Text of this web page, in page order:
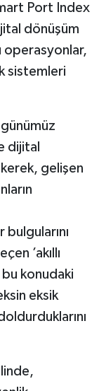
Port Index
dönüşüm
operasyonlar,
sistemleri
dijital
gelişen
’akıllı
bu konudaki
eksik